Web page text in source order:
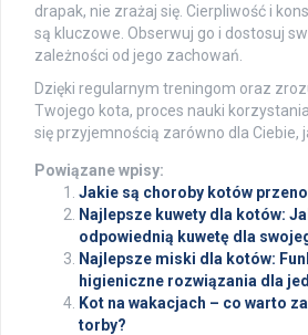
drapak, nie zrażaj się. Cierpliwość i
są kluczowe. Obserwuj go i dostosuj
zależności od jego zachowań.
Dzięki regularnym treningom oraz
Twojego kota, proces nauki
się przyjemnością zarówno dla Ciebie,
Powiązane wpisy:
Jakie są choroby kotów
Najlepsze kuwety dla kotów:
odpowiednią kuwetę dla
Najlepsze miski dla kotów:
higieniczne rozwiązania dla
Kot na wakacjach – co warto
torby?